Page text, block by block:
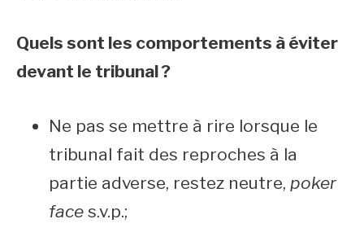
Quels sont les comportements à éviter
devant le tribunal ?
Ne pas se mettre à rire lorsque le
tribunal fait des reproches à la
partie adverse, restez neutre, poker
face s.v.p.;